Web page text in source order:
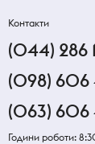
Контакти
(044) 286
(098)
(063)
Години роботи: